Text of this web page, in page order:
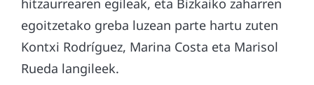
egoitzetako greba luzean parte hartu zuten
Kontxi Rodríguez, Marina Costa eta Marisol
Rueda langileek.